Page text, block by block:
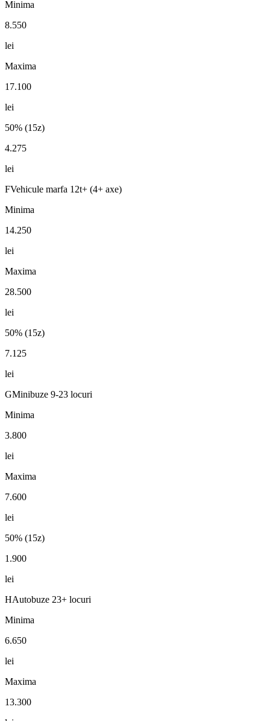
Minima
8.550
lei
Maxima
17.100
lei
50% (15z)
4.275
lei
FVehicule marfa 12t+ (4+ axe)
Minima
14.250
lei
Maxima
28.500
lei
50% (15z)
7.125
lei
GMinibuze 9-23 locuri
Minima
3.800
lei
Maxima
7.600
lei
50% (15z)
1.900
lei
HAutobuze 23+ locuri
Minima
6.650
lei
Maxima
13.300